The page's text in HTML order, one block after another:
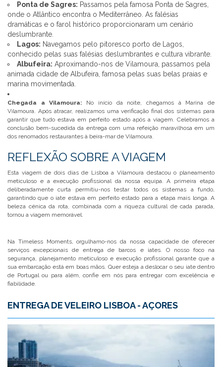
Ponta de Sagres: Passamos pela famosa Ponta de Sagres,
onde o Atlântico encontra o Mediterrâneo. As falésias
dramáticas e o farol histórico proporcionaram um cenário
deslumbrante.
Lagos: Navegamos pelo pitoresco porto de Lagos,
conhecido pelas suas falésias deslumbrantes e cultura vibrante.
Albufeira: Aproximando-nos de Vilamoura, passamos pela
animada cidade de Albufeira, famosa pelas suas belas praias e
marina movimentada.
Chegada a Vilamoura: No início da noite, chegamos à Marina de
Vilamoura. Após atracar, realizamos uma verificação final dos sistemas para
garantir que tudo estava em perfeito estado após a viagem. Celebramos a
conclusão bem-sucedida da entrega com uma refeição maravilhosa em um
dos renomados restaurantes à beira-mar de Vilamoura.
REFLEXÃO SOBRE A VIAGEM
Esta viagem de dois dias de Lisboa a Vilamoura destacou o planeamento
meticuloso e a execução profissional da nossa equipa. A primeira etapa
deliberadamente curta permitiu-nos testar todos os sistemas a fundo,
garantindo que o iate estava em perfeito estado para a etapa mais longa. A
beleza cénica da rota, combinada com a riqueza cultural de cada parada,
tornou a viagem memorável.
Na Timeless Moments, orgulhamo-nos da nossa capacidade de oferecer
serviços excepcionais de entrega de barcos e iates. O nosso foco na
segurança, planejamento meticuloso e execução profissional garante que a
sua embarcação está em boas mãos. Quer esteja a deslocar o seu iate dentro
de Portugal ou para além, confie em nós para entregar com excelência e
fiabilidade.
ENTREGA DE VELEIRO LISBOA - AÇORES